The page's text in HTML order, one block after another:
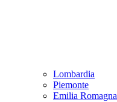
Lombardia
Piemonte
Emilia Romagna